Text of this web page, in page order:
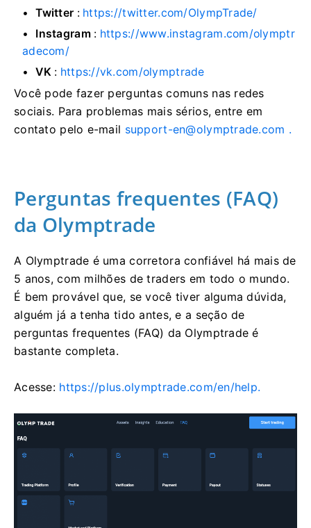
Twitter : https://twitter.com/OlympTrade/
Instagram: https://www.instagram.com/olymptr
adecom/
VK: https://vk.com/olymptrade
Você pode fazer perguntas comuns nas redes
sociais. Para problemas mais sérios, entre em
contato pelo e-mail support-en@olymptrade.com .
Perguntas frequentes (FAQ)
da Olymptrade
A Olymptrade é uma corretora confiável há mais de
5 anos, com milhões de traders em todo o mundo.
É bem provável que, se você tiver alguma dúvida,
alguém já a tenha tido antes, e a seção de
perguntas frequentes (FAQ) da Olymptrade é
bastante completa.
Acesse: https://plus.olymptrade.com/en/help.